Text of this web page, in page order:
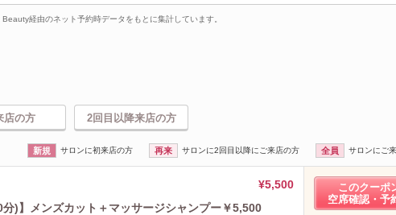
経由のネット予約時データをもとに集計しています。
店の方 2回目以降来店の方
新規 サロンに初来店の方 再来 サロンに2回目以降にご来店の方 全員 サロンにご
¥5,500
分)】メンズカット＋マッサージシャンプー￥5,500
このクーポ
空席確認・予